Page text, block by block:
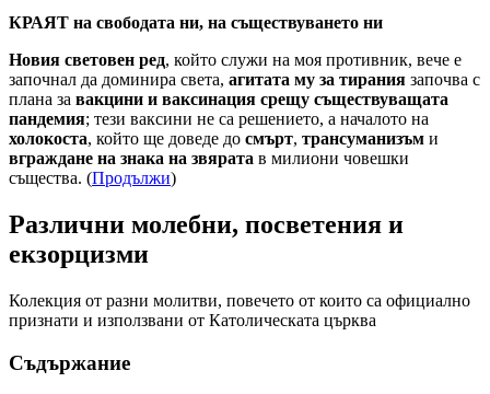
КРАЯТ на свободата ни, на съществуването ни
Новия световен ред, който служи на моя противник, вече е
започнал да доминира света, агитата му за тирания започва с
плана за вакцини и ваксинация срещу съществуващата
пандемия; тези ваксини не са решението, а началото на
холокоста, който ще доведе до смърт, трансуманизъм и
вграждане на знака на звярата в милиони човешки
същества. (Продължи)
Различни молебни, посветения и
екзорцизми
Колекция от разни молитви, повечето от които са официално
признати и използвани от Католическата църква
Съдържание